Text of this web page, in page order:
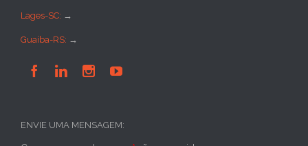
Lages-SC: →
Guaíba-RS: →
   
ENVIE UMA MENSAGEM: